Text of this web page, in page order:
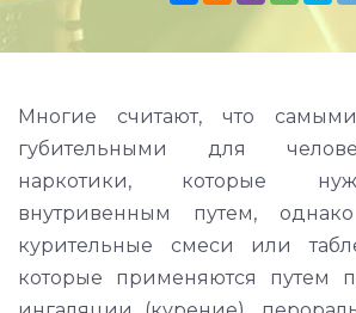
Многие считают, что
губительными для
наркотики, которые
внутривенным путем,
курительные смеси или
которые применяются путем